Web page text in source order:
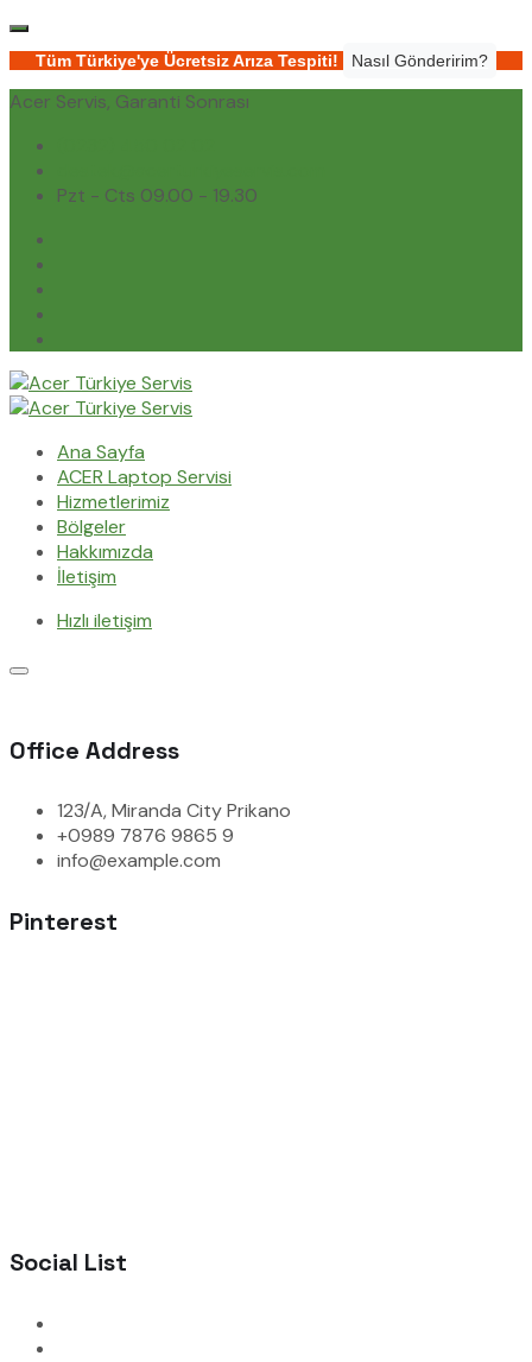
Tüm Türkiye'ye Ücretsiz Arıza Tespiti! Nasıl Gönderirim?
Acer Servis, Garanti Sonrası
Pzt - Cts 09.00 - 19.30
Ana Sayfa
ACER Laptop Servisi
Hizmetlerimiz
Bölgeler
Hakkımızda
İletişim
Hızlı iletişim
Office Address
123/A, Miranda City Prikano
+0989 7876 9865 9
info@example.com
Pinterest
Social List